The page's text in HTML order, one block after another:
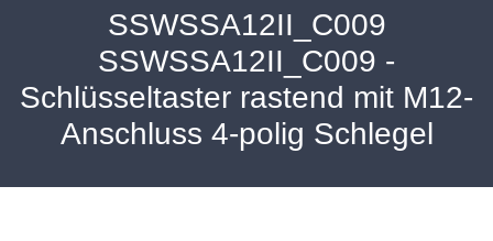
SSWSSA12II_C009
SSWSSA12II_C009 -
Schlüsseltaster rastend mit M12-
Anschluss 4-polig Schlegel